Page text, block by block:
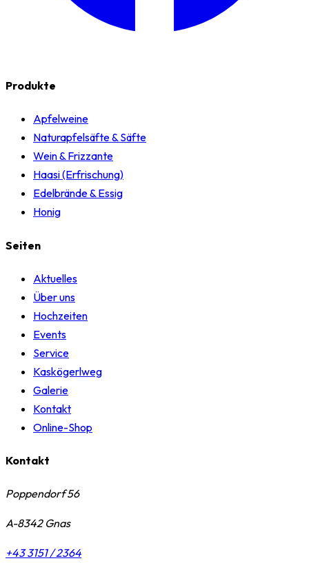
Produkte
Apfelweine
Naturapfelsäfte & Säfte
Wein & Frizzante
Haasi (Erfrischung)
Edelbrände & Essig
Honig
Seiten
Aktuelles
Über uns
Hochzeiten
Events
Service
Kaskögerlweg
Galerie
Kontakt
Online-Shop
Kontakt
Poppendorf 56
A-8342 Gnas
+43 3151 / 2364